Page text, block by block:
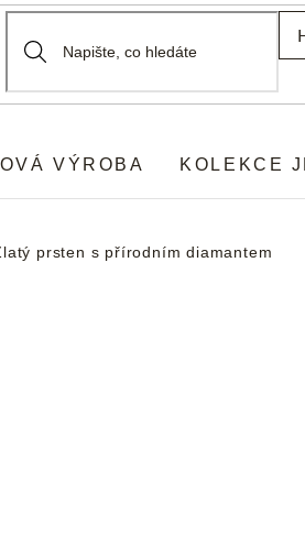
VÝROBA KOLEKCE
prsten s přírodním diamantem